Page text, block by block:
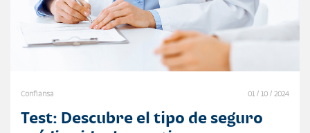
Confiansa 01 / 10 / 2024
Test: Descubre el tipo de seguro